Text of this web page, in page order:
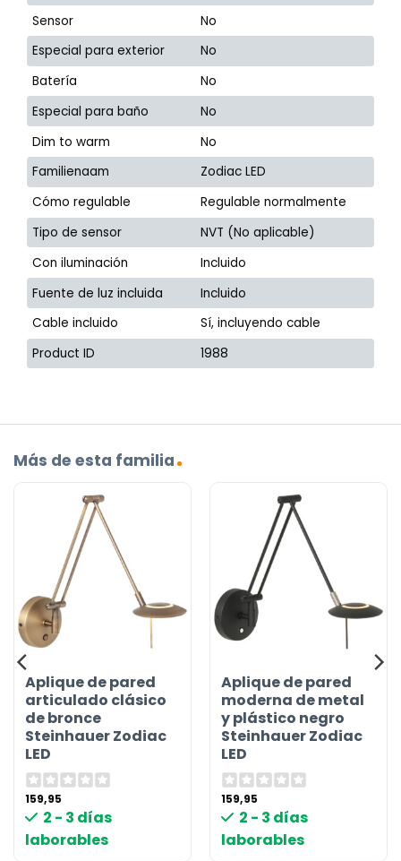
Sensor
No
Especial para exterior
No
Batería
No
Especial para baño
No
Dim to warm
No
Familienaam
Zodiac LED
Cómo regulable
Regulable normalmente
Tipo de sensor
NVT (No aplicable)
Con iluminación
Incluido
Fuente de luz incluida
Incluido
Cable incluido
Sí, incluyendo cable
Product ID
1988
Más de esta familia
Aplique de pared
articulado clásico
de bronce
Steinhauer Zodiac
LED
159,95
2 - 3 días
laborables
Aplique de pared
moderna de metal
y plástico negro
Steinhauer Zodiac
LED
159,95
2 - 3 días
laborables